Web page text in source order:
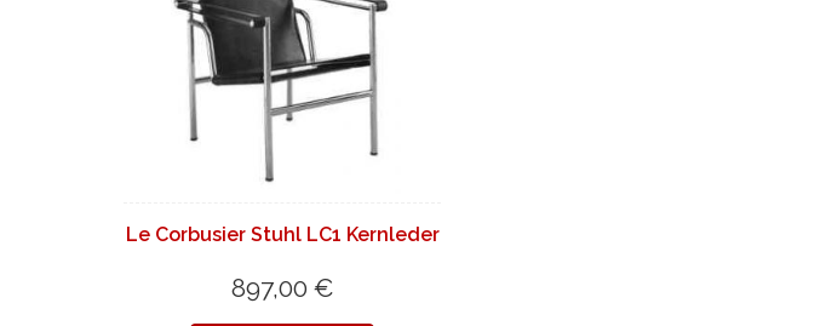
Le Corbusier Stuhl LC1 Kernleder
897,00 €